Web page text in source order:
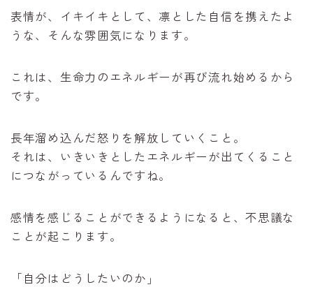
表情が、イキイキとして、凛とした自信を携えたよ
うな、そんな雰囲気になります。
これは、生命力のエネルギーが再び流れ始めるから
です。
長年溜め込んだ怒りを解放していくこと。
それは、いきいきとしたエネルギーが出てくること
につながっているんですね。
感情を感じることができるようになると、不思議な
ことが起こります。
「自分はどうしたいのか」